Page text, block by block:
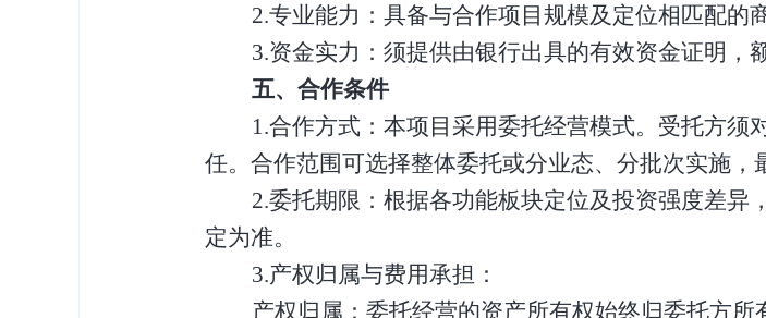
2.专业能力：具备与合作项目规模及定位相匹配的
3.资金实力：须提供由银行出具的有效资金证明，
五、合作条件
1.合作方式 ： 本项目采用委托经营模式。 受托方须
任。合作范围可选择整体委托或分业态、分批次实施，
2.委托期限 ： 根据各功能板块定位及投资强度差异
定为准。
3.产权归属与费用承担 ：
产权归属： 委托经营的资产所有权始终归委托方所